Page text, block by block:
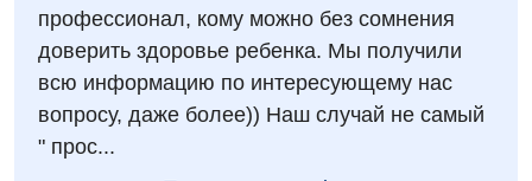
профессионал, кому можно без сомнения
доверить здоровье ребенка. Мы получили
всю информацию по интересующему нас
вопросу, даже более)) Наш случай не самый
" прос...